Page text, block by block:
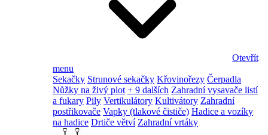
Otevřít
menu
Sekačky Strunové sekačky Křovinořezy Čerpadla
Nůžky na živý plot + 9 dalších Zahradní vysavače listí
a fukary Pily Vertikulátory Kultivátory Zahradní
postřikovače Vapky (tlakové čističe) Hadice a vozíky
na hadice Drtiče větví Zahradní vrtáky